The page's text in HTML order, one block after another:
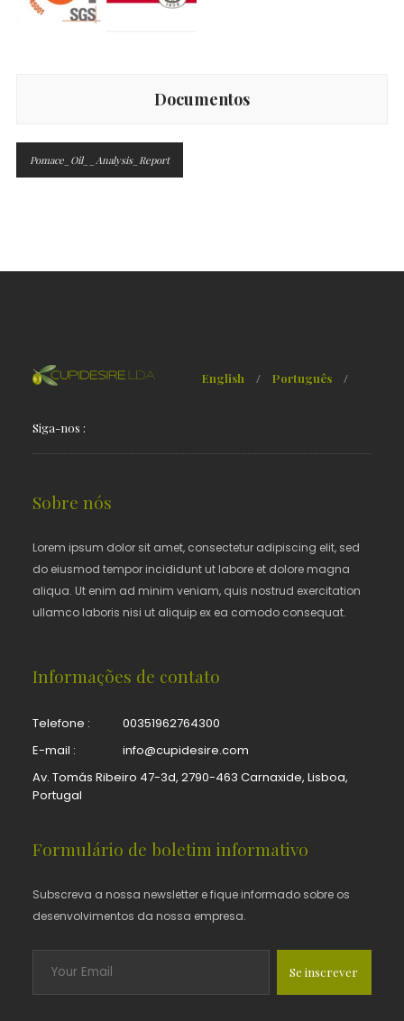
Documentos
Pomace_Oil__Analysis_Report
English / Português /
Siga-nos :
Sobre nós
Lorem ipsum dolor sit amet, consectetur adipiscing elit, sed
do eiusmod tempor incididunt ut labore et dolore magna
aliqua. Ut enim ad minim veniam, quis nostrud exercitation
ullamco laboris nisi ut aliquip ex ea comodo consequat.
Informações de contato
Telefone :
00351962764300
E-mail :
info@cupidesire.com
Av. Tomás Ribeiro 47-3d, 2790-463 Carnaxide, Lisboa,
Portugal
Formulário de boletim informativo
Subscreva a nossa newsletter e fique informado sobre os
desenvolvimentos da nossa empresa.